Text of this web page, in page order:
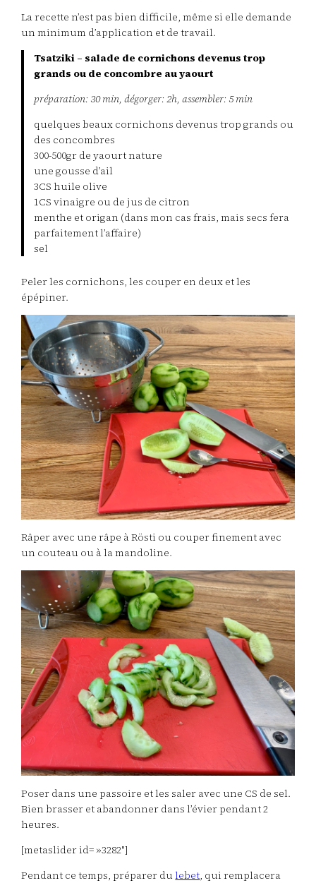
La recette n’est pas bien difficile, même si elle demande
un minimum d’application et de travail.
Tsatziki – salade de cornichons devenus trop
grands ou de concombre au yaourt
préparation: 30 min, dégorger: 2h, assembler: 5 min
quelques beaux cornichons devenus trop grands ou
des concombres
300-500gr de yaourt nature
une gousse d’ail
3CS huile olive
1CS vinaigre ou de jus de citron
menthe et origan (dans mon cas frais, mais secs fera
parfaitement l’affaire)
sel
Peler les cornichons, les couper en deux et les
épépiner.
Râper avec une râpe à Rösti ou couper finement avec
un couteau ou à la mandoline.
Poser dans une passoire et les saler avec une CS de sel.
Bien brasser et abandonner dans l’évier pendant 2
heures.
[metaslider id= »3282″]
Pendant ce temps, préparer dulebet, qui remplacera